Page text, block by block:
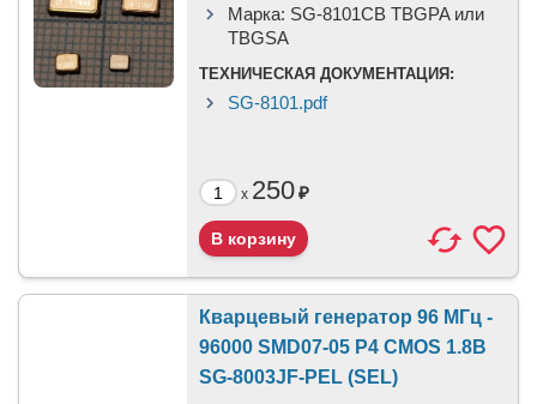
Марка: SG-8101CB TBGPA или
TBGSA
ТЕХНИЧЕСКАЯ ДОКУМЕНТАЦИЯ:
SG-8101.pdf
x 250₽
Кварцевый генератор 96 МГц -
96000 SMD07-05 P4 CMOS 1.8В
SG-8003JF-PEL (SEL)